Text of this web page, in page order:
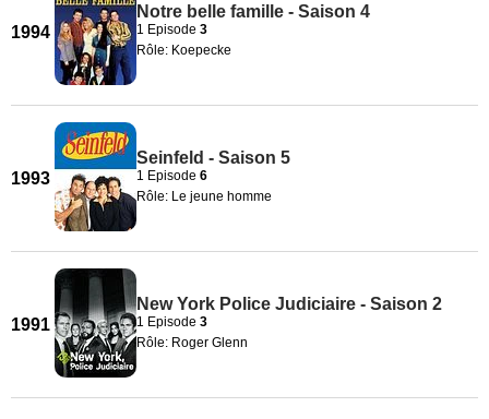
1994
Notre belle famille - Saison 4
1 Episode 3
Rôle: Koepecke
1993
Seinfeld - Saison 5
1 Episode 6
Rôle: Le jeune homme
1991
New York Police Judiciaire - Saison 2
1 Episode 3
Rôle: Roger Glenn